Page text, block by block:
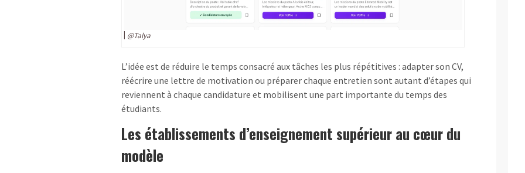
@Talya
L’idée est de réduire le temps consacré aux tâches les plus répétitives : adapter son CV,
réécrire une lettre de motivation ou préparer chaque entretien sont autant d’étapes qui
reviennent à chaque candidature et mobilisent une part importante du temps des
étudiants.
Les établissements d’enseignement supérieur au cœur du
modèle